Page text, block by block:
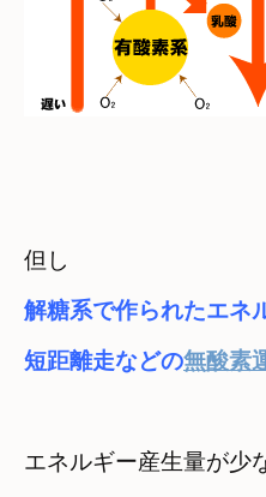
解糖系で作られたエネ
短距離走などの無酸素
エネルギー産生量が少